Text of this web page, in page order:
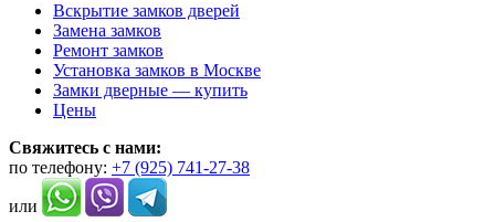
Вскрытие замков дверей
Замена замков
Ремонт замков
Установка замков в Москве
Замки дверные — купить
Цены
Свяжитесь с нами:
по телефону: +7 (925) 741-27-38
или